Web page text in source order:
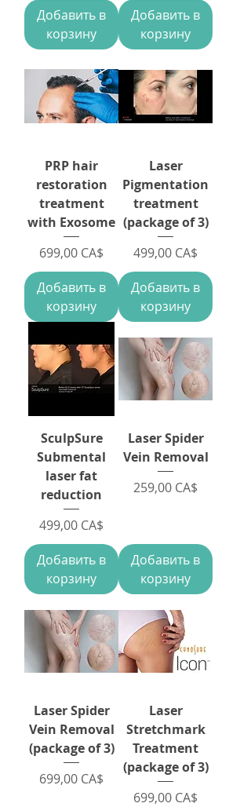
Добавить в
корзину
Добавить в
корзину
PRP hair
restoration
treatment
with Exosome
Цена
699,00 CA$
Добавить в
корзину
Laser
Pigmentation
treatment
(package of 3)
Цена
499,00 CA$
Добавить в
корзину
SculpSure
Submental
laser fat
reduction
Цена
499,00 CA$
Добавить в
корзину
Laser Spider
Vein Removal
Цена
259,00 CA$
Добавить в
корзину
Laser Spider
Vein Removal
(package of 3)
Цена
699,00 CA$
Laser
Stretchmark
Treatment
(package of 3)
Цена
699,00 CA$